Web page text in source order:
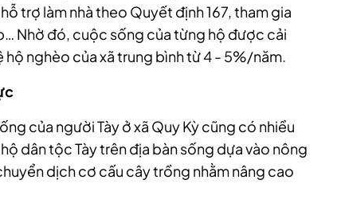
trợ làm nhà theo Quyết định 167, tham gia
Nhờ đó, cuộc sống của từng hộ được cải
nghèo của xã trung bình từ 4 - 5%/năm.
của người Tày ở xã Quy Kỳ cũng có nhiều
dân tộc Tày trên địa bàn sống dựa vào nông
dịch cơ cấu cây trồng nhằm nâng cao